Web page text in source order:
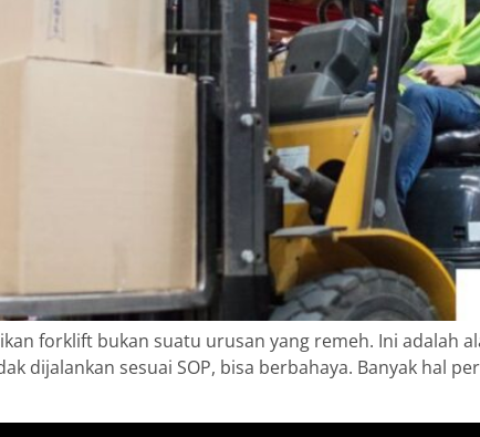
forklift bukan suatu urusan yang remeh. Ini adalah
dijalankan sesuai SOP, bisa berbahaya. Banyak hal